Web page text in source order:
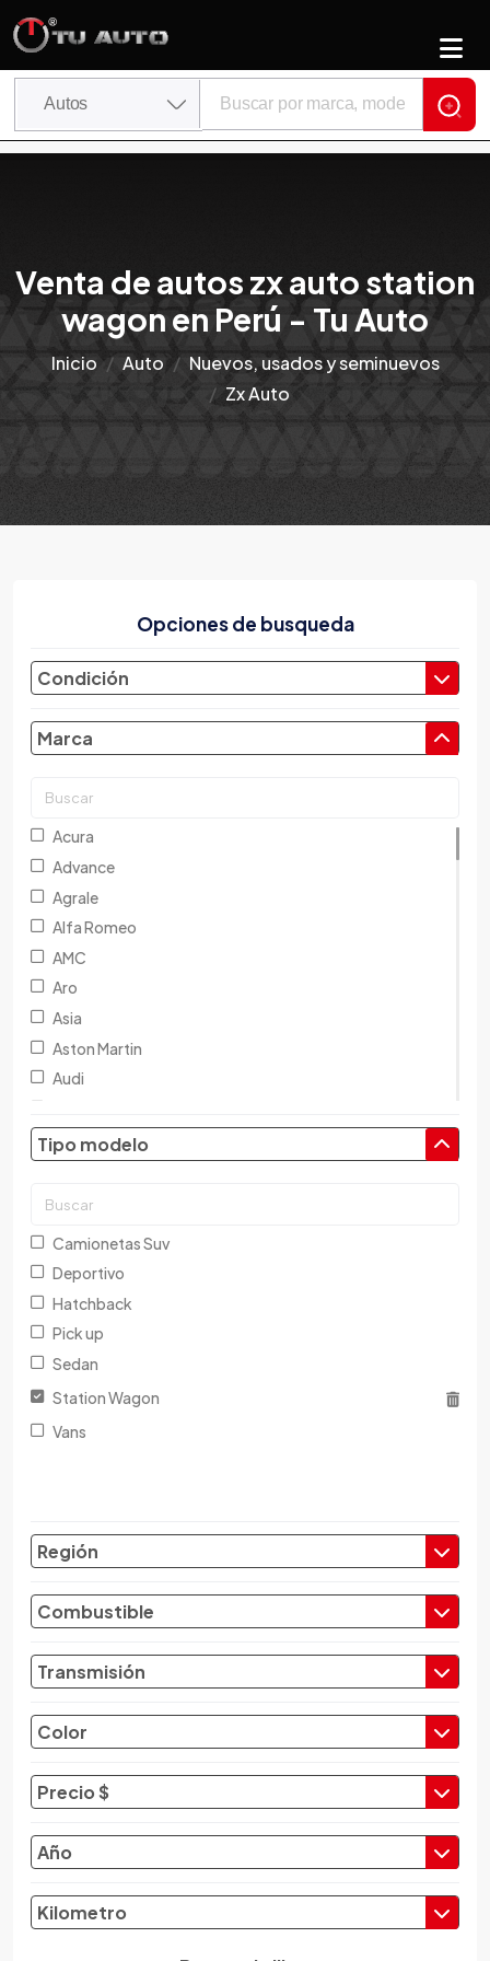
Venta de autos zx auto station
wagon en Perú - Tu Auto
Inicio Auto
Nuevos, usados y seminuevos
Zx Auto
Opciones de busqueda
Condición
Marca
Acura
Advance
Agrale
Alfa Romeo
AMC
Aro
Asia
Aston Martin
Audi
Baic
Bentley
Buick
Changan
Changfeng
Chevrolet
Chrysler
Citroen
Cupra
Dacia
Daewoo
Daf
Daihatsu
Datsun
Dayun
Derbi
Dfsk
Dmc
Dodge
Tipo modelo
Camionetas Suv
Deportivo
Hatchback
Pick up
Sedan
Station Wagon
Vans
Región
Combustible
Transmisión
Color
Precio $
Año
Kilometro